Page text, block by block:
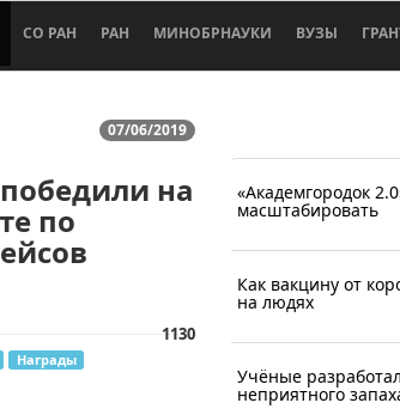
СО РАН РАН МИНОБРНАУКИ ВУЗЫ
07/06/2019
на
по
1130
Награды
«Академгородок
масштабировать
Как вакцину от
на людях
Учёные
неприятного